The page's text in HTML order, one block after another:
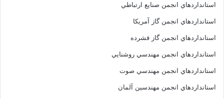
استانداردهاي انجمن صنايع ارتباطي
استانداردهاي انجمن گاز آمريکا
استانداردهاي انجمن گاز فشرده
استانداردهاي انجمن مهندسي روشنايي
استانداردهاي انجمن مهندسي صوت
استانداردهاي انجمن مهندسين آلمان